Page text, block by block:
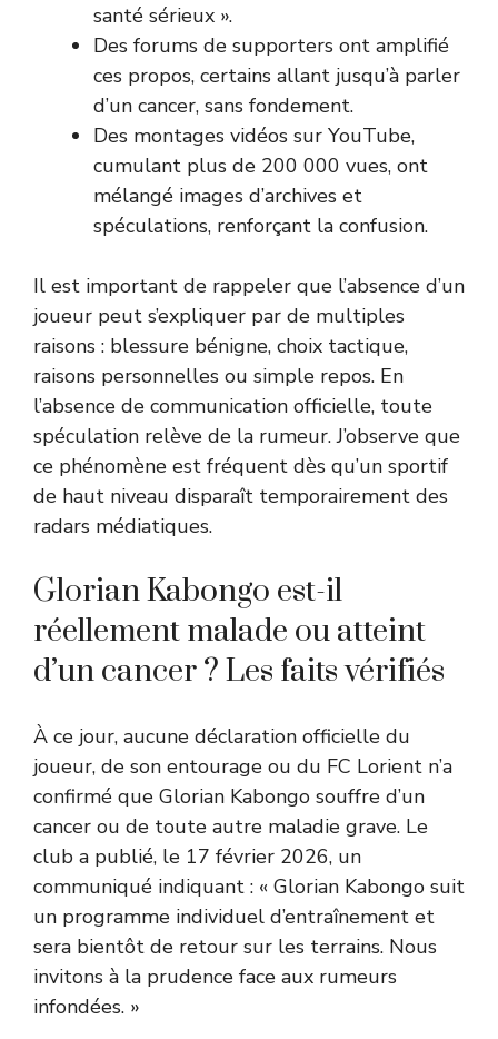
santé sérieux ».
Des forums de supporters ont amplifié
ces propos, certains allant jusqu’à parler
d’un cancer, sans fondement.
Des montages vidéos sur YouTube,
cumulant plus de 200 000 vues, ont
mélangé images d’archives et
spéculations, renforçant la confusion.
Il est important de rappeler que l’absence d’un
joueur peut s’expliquer par de multiples
raisons : blessure bénigne, choix tactique,
raisons personnelles ou simple repos. En
l’absence de communication officielle, toute
spéculation relève de la rumeur. J’observe que
ce phénomène est fréquent dès qu’un sportif
de haut niveau disparaît temporairement des
radars médiatiques.
Glorian Kabongo est-il
réellement malade ou atteint
d’un cancer ? Les faits vérifiés
À ce jour, aucune déclaration officielle du
joueur, de son entourage ou du FC Lorient n’a
confirmé que Glorian Kabongo souffre d’un
cancer ou de toute autre maladie grave. Le
club a publié, le 17 février 2026, un
communiqué indiquant : « Glorian Kabongo suit
un programme individuel d’entraînement et
sera bientôt de retour sur les terrains. Nous
invitons à la prudence face aux rumeurs
infondées. »